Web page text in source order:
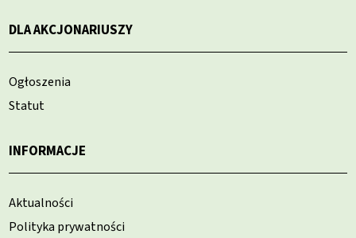
DLA AKCJONARIUSZY
Ogłoszenia
Statut
INFORMACJE
Aktualności
Polityka prywatności